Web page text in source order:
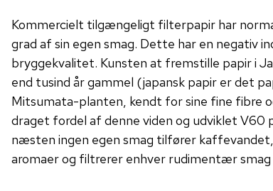
Kommercielt tilgængeligt filterpapir har
grad af sin egen smag. Dette har en negativ
bryggekvalitet. Kunsten at fremstille papir i
end tusind år gammel (japansk papir er det
Mitsumata-planten, kendt for sine fine fibre
draget fordel af denne viden og udviklet
næsten ingen egen smag tilfører
aromaer og filtrerer enhver rudimentær smag